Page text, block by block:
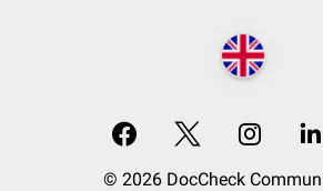
© 2026 DocCheck